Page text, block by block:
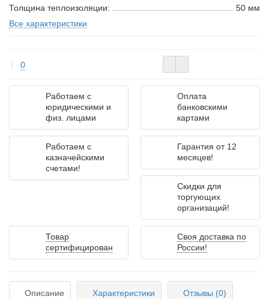
Толщина теплоизоляции:
50 мм
Все характеристики
0
Работаем с
юридическими и
физ. лицами
Оплата
банковскими
картами
Работаем с
казначейскими
счетами!
Гарантия от 12
месяцев!
Скидки для
торгующих
организаций!
Товар
сертифицирован
Своя доставка по
России!
Описание Характеристики Отзывы (0)